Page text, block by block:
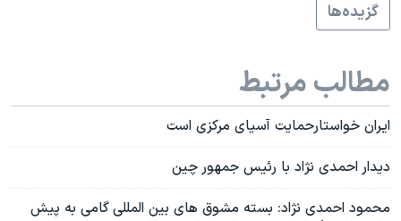
گزيده‌ها
مطالب مرتبط
ايران خواستارحمايت آسيای مرکزی است
ديدار احمدی نژاد با رئيس جمهور چين
محمود احمدی نژاد: بسته مشوق های بين المللی گامی به پيش